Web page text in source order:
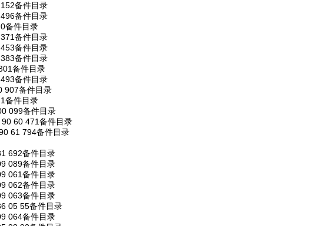
备件目录
备件目录
备件目录
备件目录
备件目录
备件目录
备件目录
备件目录
907备件目录
备件目录
099备件目录
60 471备件目录
61 794备件目录
692备件目录
089备件目录
061备件目录
062备件目录
063备件目录
05 55备件目录
064备件目录